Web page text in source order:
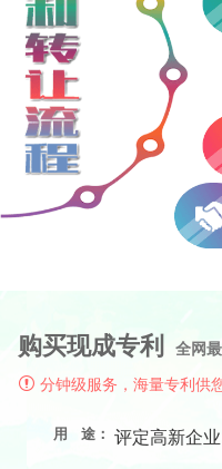
购买现成专利
全网
分钟级服务，海量专利供
用 途： 评定高新企业